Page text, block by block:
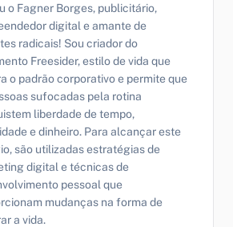
o Fagner Borges, publicitário,
digital e amante de
radicais! Sou criador do
Freesider, estilo de vida que
o padrão corporativo e permite que
sufocadas pela rotina
liberdade de tempo,
e dinheiro. Para alcançar este
são utilizadas estratégias de
digital e técnicas de
pessoal que
mudanças na forma de
a vida.